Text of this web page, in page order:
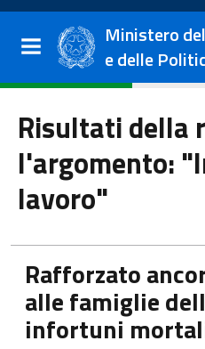
Salta al contenuto principale
Vai al footer
Ministero
e delle
Risultati della
l'argomento:
lavoro"
Rafforzato
alle famiglie
infortuni